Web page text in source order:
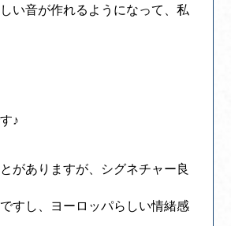
い音が作れるようになって、私
♪
がありますが、シグネチャー良
すし、ヨーロッパらしい情緒感